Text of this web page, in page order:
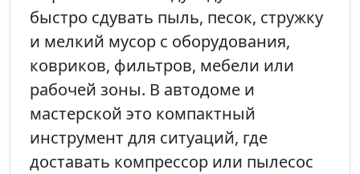
быстро сдувать пыль, песок, стружку
и мелкий мусор с оборудования,
ковриков, фильтров, мебели или
рабочей зоны. В автодоме и
мастерской это компактный
инструмент для ситуаций, где
доставать компрессор или пылесос